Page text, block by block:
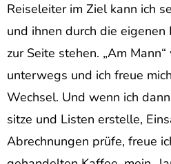
Reiseleiter im Ziel kann ich
und ihnen durch die
zur Seite stehen. „Am
unterwegs und ich freue
Wechsel. Und wenn ich
sitze und Listen erstelle,
Abrechnungen prüfe, freue